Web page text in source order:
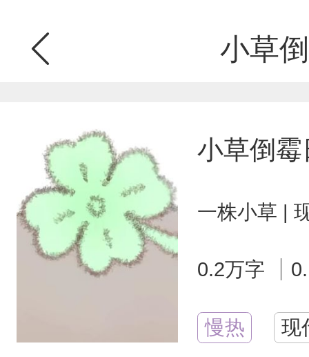
小草
小草倒霉
一株小草 |
0.2万字
慢热 现